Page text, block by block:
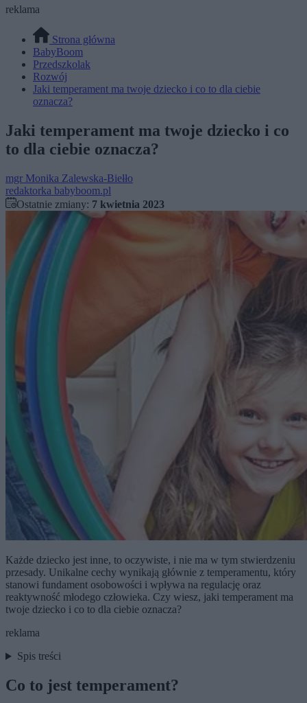
reklama
Strona główna
BabyBoom
Przedszkolak
Rozwój
Jaki temperament ma twoje dziecko i co to dla ciebie
oznacza?
Jaki temperament ma twoje dziecko i co
to dla ciebie oznacza?
mgr Monika Zalewska-Biełło
redaktorka babyboom.pl
Ostatnie zmiany: 7 kwietnia 2023
Każde dziecko jest inne, to oczywiste, i nie ma w tym stwierdzeniu
przesady. Unikalne cechy wynikają głównie z temperamentu, który
stanowi fundament osobowości i wpływa na regulację oraz
reaktywność młodego człowieka. Czy wiesz, jaki temperament ma
twoje dziecko i co to dla ciebie oznacza?
reklama
Spis treści
Co to jest temperament?